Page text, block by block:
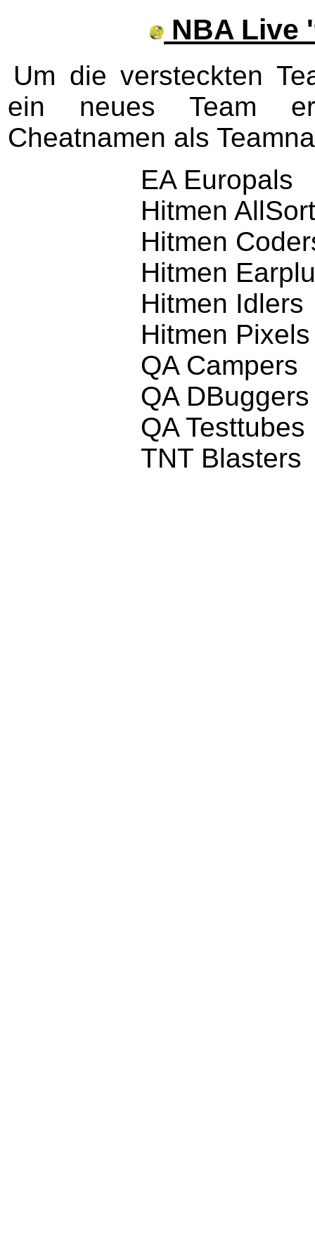
NBA Live
Um die versteckten
ein neues Team
Cheatnamen als
EA Europals
Hitmen
Hitmen
Hitmen
Hitmen Idlers
Hitmen Pixels
QA Campers
QA DBuggers
QA Testtubes
TNT Blasters